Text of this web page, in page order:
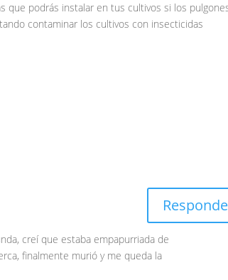
que podrás instalar en tus cultivos si los
contaminar los cultivos con insecticidas
creí que estaba empapurriada de
finalmente murió y me queda la